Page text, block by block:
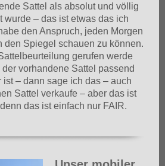
Sattel als absolut und völlig
wurde – das ist etwas das ich
den Anspruch, jeden Morgen
den Spiegel schauen zu können.
gerufen werde
vorhandene Sattel passend
ist – dann sage ich das – auch
Sattel verkaufe – aber das ist
das ist einfach nur FAIR.